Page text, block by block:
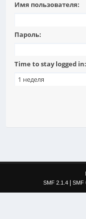
Имя пользователя:
Пароль:
Time to stay logged in:
SMF 2.1.4 SMF